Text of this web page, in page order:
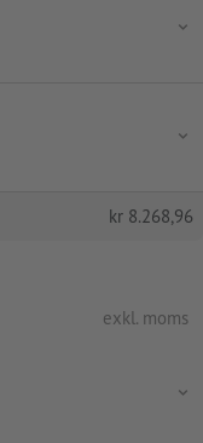
kr 8.268,96
exkl. moms